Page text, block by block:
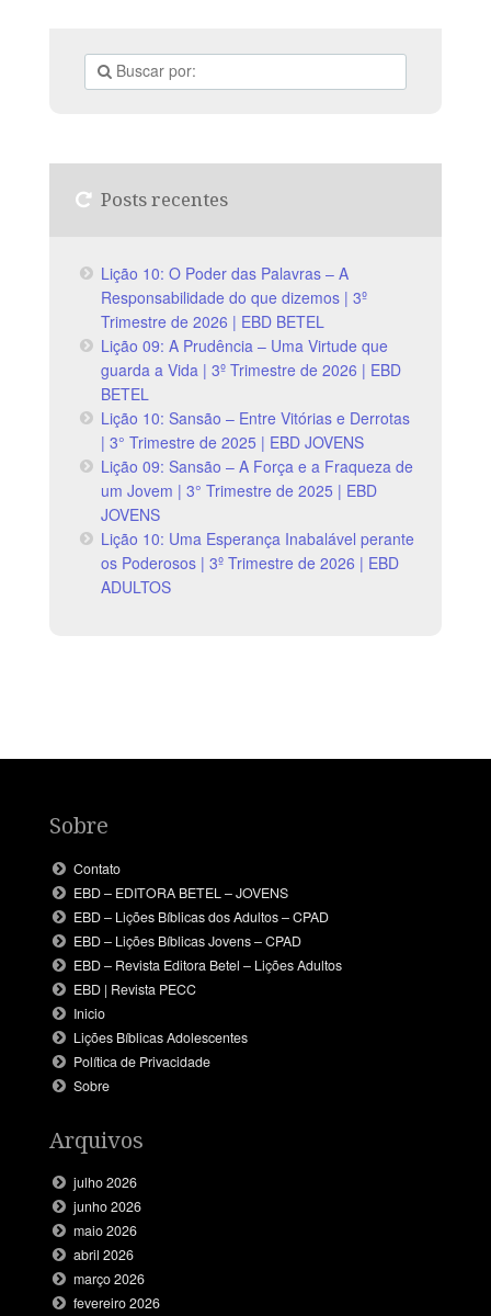
Posts recentes
Lição 10: O Poder das Palavras – A
Responsabilidade do que dizemos | 3º
Trimestre de 2026 | EBD BETEL
Lição 09: A Prudência – Uma Virtude que
guarda a Vida | 3º Trimestre de 2026 | EBD
BETEL
Lição 10: Sansão – Entre Vitórias e Derrotas
| 3° Trimestre de 2025 | EBD JOVENS
Lição 09: Sansão – A Força e a Fraqueza de
um Jovem | 3° Trimestre de 2025 | EBD
JOVENS
Lição 10: Uma Esperança Inabalável perante
os Poderosos | 3º Trimestre de 2026 | EBD
ADULTOS
Sobre
Contato
EBD – EDITORA BETEL – JOVENS
EBD – Lições Bíblicas dos Adultos – CPAD
EBD – Lições Bíblicas Jovens – CPAD
EBD – Revista Editora Betel – Lições Adultos
EBD | Revista PECC
Inicio
Lições Bíblicas Adolescentes
Política de Privacidade
Sobre
Arquivos
julho 2026
junho 2026
maio 2026
abril 2026
março 2026
fevereiro 2026